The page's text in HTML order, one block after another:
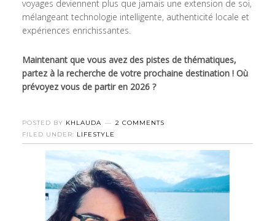
voyages deviennent plus que jamais une extension de soi,
mélangeant technologie intelligente, authenticité locale et
expériences enrichissantes.
Maintenant que vous avez des pistes de thématiques,
partez à la recherche de votre prochaine destination ! Où
prévoyez vous de partir en 2026 ?
POSTED BY KHLAUDA
2 COMMENTS
FILED UNDER: LIFESTYLE